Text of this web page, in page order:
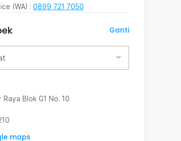
(WA) : 0899 721 7050
Ganti
Raya Blok G1 No. 10
maps